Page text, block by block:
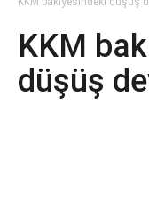
KKM
düşüş